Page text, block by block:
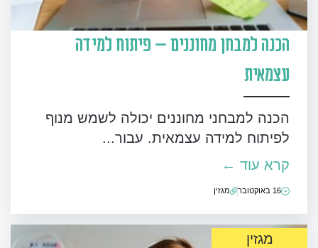
הכנה למבחן מחוננים – פיתוח למידה
עצמאית
הכנה למבחני מחוננים יכולה לשמש מנוף
לפיתוח למידה עצמאית. עבור...
קרא עוד ←
מגזין 16 באוקטובר
מגזין